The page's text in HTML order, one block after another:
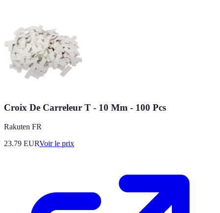
Croix De Carreleur T - 10 Mm - 100 Pcs
Rakuten FR
23.79 EURVoir le prix